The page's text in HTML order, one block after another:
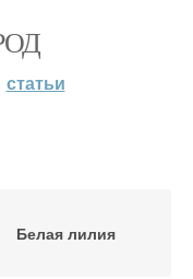
статьи
Белая лилия